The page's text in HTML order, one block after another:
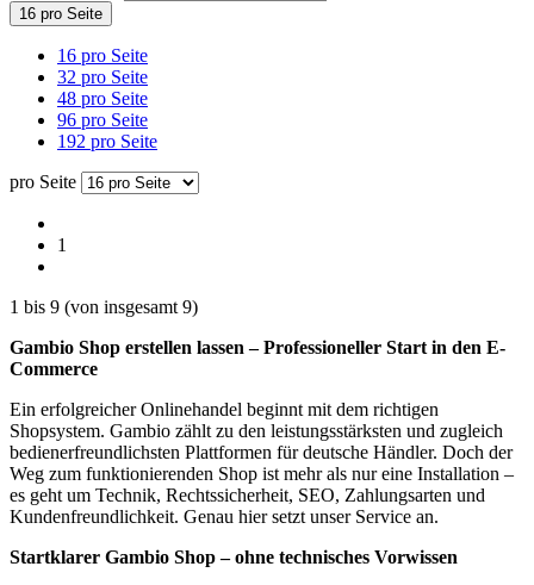
16 pro Seite
16 pro Seite
32 pro Seite
48 pro Seite
96 pro Seite
192 pro Seite
pro Seite
1
1 bis 9 (von insgesamt 9)
Gambio Shop erstellen lassen – Professioneller Start in den E-
Commerce
Ein erfolgreicher Onlinehandel beginnt mit dem richtigen
Shopsystem. Gambio zählt zu den leistungsstärksten und zugleich
bedienerfreundlichsten Plattformen für deutsche Händler. Doch der
Weg zum funktionierenden Shop ist mehr als nur eine Installation –
es geht um Technik, Rechtssicherheit, SEO, Zahlungsarten und
Kundenfreundlichkeit. Genau hier setzt unser Service an.
Startklarer Gambio Shop – ohne technisches Vorwissen